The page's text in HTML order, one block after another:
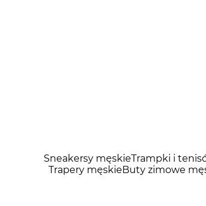
Sneakersy męskieTrampki i
Trapery męskieButy zimowe